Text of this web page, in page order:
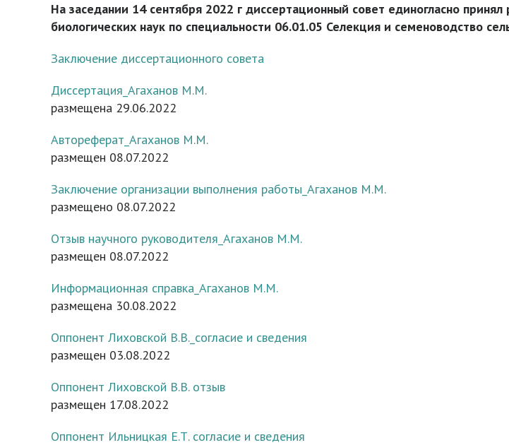
На заседании 14 сентября 2022 г диссертационный совет единогласно
биологических наук по специальности 06.01.05 Селекция и семеноводство
Заключение диссертационного совета
Диссертация_Агаханов М.М.
размещена 29.06.2022
Автореферат_Агаханов М.М.
размещен 08.07.2022
Заключение организации выполнения работы_Агаханов М.М.
размещено 08.07.2022
Отзыв научного руководителя_Агаханов М.М.
размещен 08.07.2022
Информационная справка_Агаханов М.М.
размещена 30.08.2022
Оппонент Лиховской В.В._согласие и сведения
размещен 03.08.2022
Оппонент Лиховской В.В. отзыв
размещен 17.08.2022
Оппонент Ильницкая Е.Т. согласие и сведения